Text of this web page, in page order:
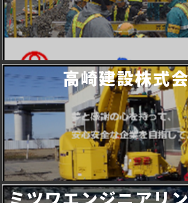
高崎建設株式
ミツワエンジニアリ